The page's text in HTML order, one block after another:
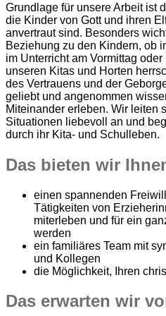
Grundlage für unsere Arbeit ist
die Kinder von Gott und ihren
anvertraut sind. Besonders
Beziehung zu den Kindern, ob
im Unterricht am Vormittag
unseren Kitas und Horten
des Vertrauens und der
geliebt und angenommen
Miteinander erleben. Wir leiten
Situationen liebevoll an und
durch ihr Kita- und Schulleben.
Das bieten wir
einen spannenden
Tätigkeiten von
miterleben und für ein
werden
ein familiäres Team mit
und Kollegen
die Möglichkeit, Ihren
Das erwarten wir